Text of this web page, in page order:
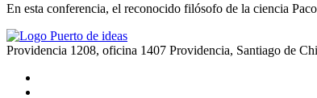
En esta conferencia, el reconocido filósofo de la ciencia
Providencia 1208, oficina 1407 Providencia, Santiago de